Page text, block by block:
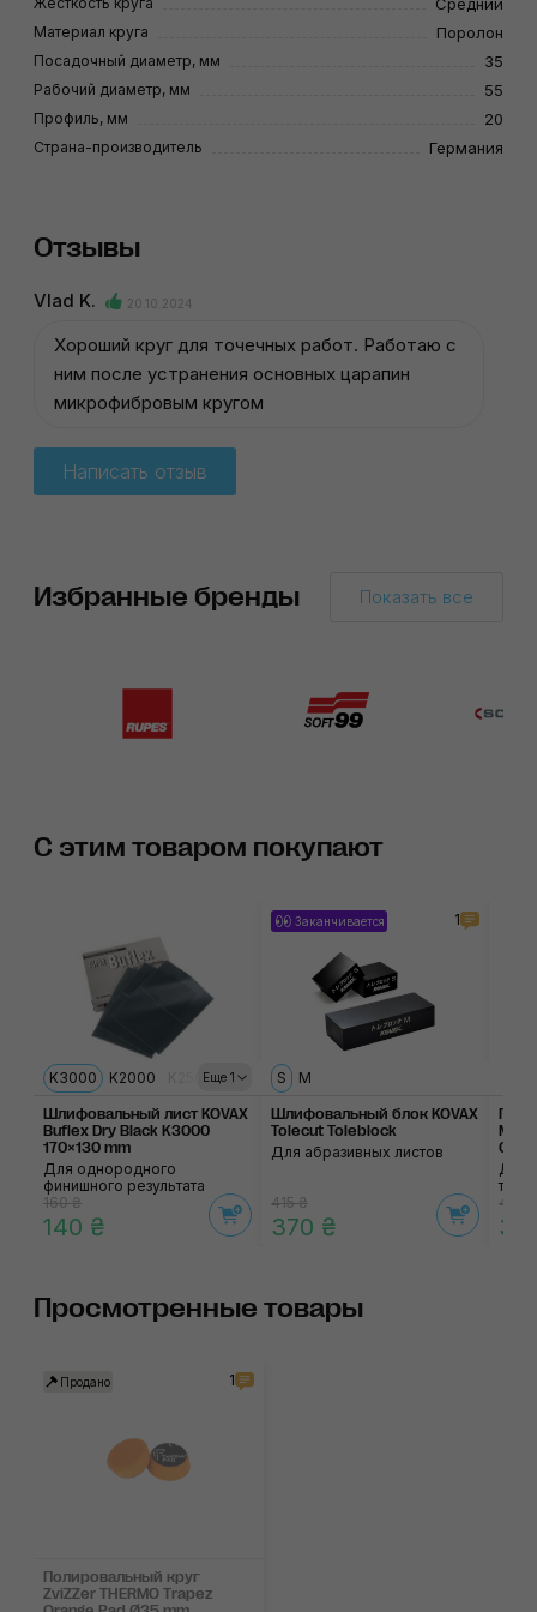
Средний
Материал круга Поролон
Посадочный диаметр, мм 35
Рабочий диаметр, мм 55
Профиль, мм 20
Страна-производитель Германия
Отзывы
Vlad K. 20.10.2024
Хороший круг для точечных работ. Работаю с
ним после устранения основных царапин
микрофибровым кругом
Написать отзыв
Избранные бренды Показать все
С этим товаром покупают
Еще 1
K3000 K2000 K2500
Шлифовальный лист KOVAX
Buflex Dry Black K3000
170×130 mm
Для однородного
финишного результата
160 ₴
140 ₴
Заканчивается 1
S M
Шлифовальный блок KOVAX
Tolecut Toleblock
Для абразивных листов
415 ₴
370 ₴
Для
405
Просмотренные товары
Продано 1
Полировальный круг
ZviZZer THERMO Trapez